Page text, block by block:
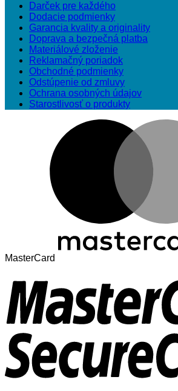
Darček pre každého
Dodacie podmienky
Garancia kvality a originality
Doprava a bezpečná platba
Materiálové zloženie
Reklamačný poriadok
Obchodné podmienky
Odstúpenie od zmluvy
Ochrana osobných údajov
Starostlivosť o produkty
MasterCard